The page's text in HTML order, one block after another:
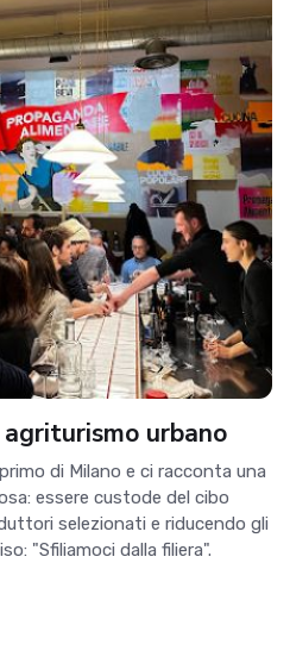
urbano
di Milano e ci racconta una
essere custode del cibo
selezionati e riducendo gli
"Sfiliamoci dalla filiera".